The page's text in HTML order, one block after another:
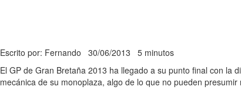
Escrito por: Fernando 30/06/2013 5 minutos
El GP de Gran Bretaña 2013 ha llegado a su punto final con la
mecánica de su monoplaza, algo de lo que no pueden